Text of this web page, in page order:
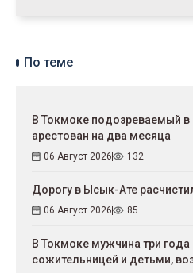
По теме
В Токмоке подозреваемый
арестован на два месяца
06 Август 2026 132
Дорогу в Ысык-Ате
06 Август 2026 85
В Токмоке мужчина три года
сожительницей и детьми,